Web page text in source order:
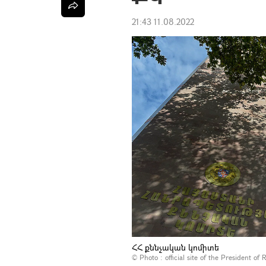
21:43 11.08.2022
ՀՀ քննչական կոմիտե
© Photo : official site of the President of